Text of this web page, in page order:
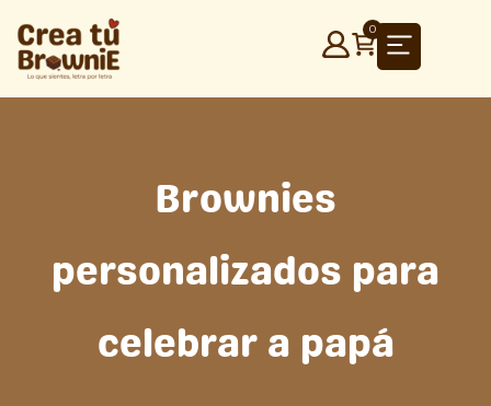
contenido
0
Brownies
personalizados para
celebrar a papá